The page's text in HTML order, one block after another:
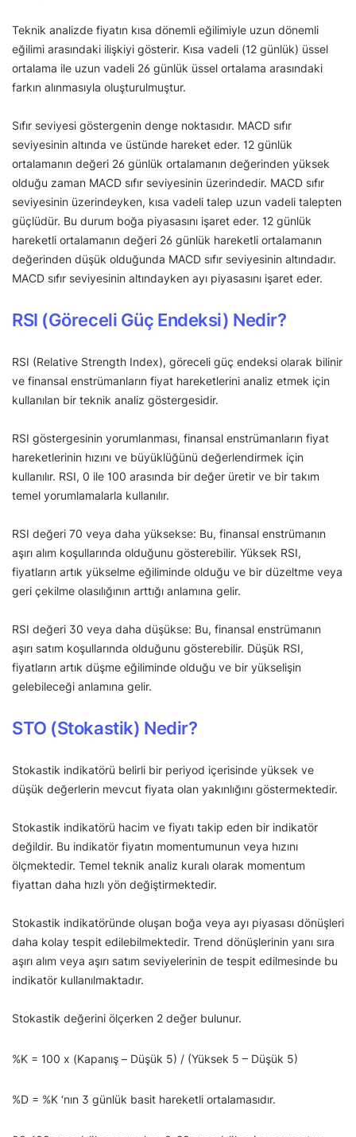
Teknik analizde fiyatın kısa dönemli eğilimiyle uzun dönemli
eğilimi arasındaki ilişkiyi gösterir. Kısa vadeli (12 günlük) üssel
ortalama ile uzun vadeli 26 günlük üssel ortalama arasındaki
farkın alınmasıyla oluşturulmuştur.
Sıfır seviyesi göstergenin denge noktasıdır. MACD sıfır
seviyesinin altında ve üstünde hareket eder. 12 günlük
ortalamanın değeri 26 günlük ortalamanın değerinden yüksek
olduğu zaman MACD sıfır seviyesinin üzerindedir. MACD sıfır
seviyesinin üzerindeyken, kısa vadeli talep uzun vadeli talepten
güçlüdür. Bu durum boğa piyasasını işaret eder. 12 günlük
hareketli ortalamanın değeri 26 günlük hareketli ortalamanın
değerinden düşük olduğunda MACD sıfır seviyesinin altındadır.
MACD sıfır seviyesinin altındayken ayı piyasasını işaret eder.
RSI (Göreceli Güç Endeksi) Nedir?
RSI (Relative Strength Index), göreceli güç endeksi olarak bilinir
ve finansal enstrümanların fiyat hareketlerini analiz etmek için
kullanılan bir teknik analiz göstergesidir.
RSI göstergesinin yorumlanması, finansal enstrümanların fiyat
hareketlerinin hızını ve büyüklüğünü değerlendirmek için
kullanılır. RSI, 0 ile 100 arasında bir değer üretir ve bir takım
temel yorumlamalarla kullanılır.
RSI değeri 70 veya daha yüksekse: Bu, finansal enstrümanın
aşırı alım koşullarında olduğunu gösterebilir. Yüksek RSI,
fiyatların artık yükselme eğiliminde olduğu ve bir düzeltme veya
geri çekilme olasılığının arttığı anlamına gelir.
RSI değeri 30 veya daha düşükse: Bu, finansal enstrümanın
aşırı satım koşullarında olduğunu gösterebilir. Düşük RSI,
fiyatların artık düşme eğiliminde olduğu ve bir yükselişin
gelebileceği anlamına gelir.
STO (Stokastik) Nedir?
Stokastik indikatörü belirli bir periyod içerisinde yüksek ve
düşük değerlerin mevcut fiyata olan yakınlığını göstermektedir.
Stokastik indikatörü hacim ve fiyatı takip eden bir indikatör
değildir. Bu indikatör fiyatın momentumunun veya hızını
ölçmektedir. Temel teknik analiz kuralı olarak momentum
fiyattan daha hızlı yön değiştirmektedir.
Stokastik indikatöründe oluşan boğa veya ayı piyasası dönüşleri
daha kolay tespit edilebilmektedir. Trend dönüşlerinin yanı sıra
aşırı alım veya aşırı satım seviyelerinin de tespit edilmesinde bu
indikatör kullanılmaktadır.
Stokastik değerini ölçerken 2 değer bulunur.
%K = 100 x (Kapanış – Düşük 5) / (Yüksek 5 – Düşük 5)
%D = %K ‘nın 3 günlük basit hareketli ortalamasıdır.